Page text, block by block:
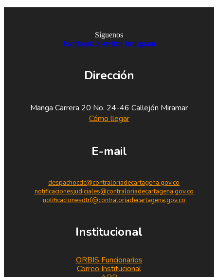
Síguenos
Facebook X-twitter Instagram
Dirección
Manga Carrera 20 No. 24-46 Callejón Miramar
Cómo llegar
E-mail
despachocdc@contraloriadecartagena.gov.co
notificacionesjudiciales@contraloriadecartagena.gov.co
notificacionesdtrf@contraloriadecartagena.gov.co
Institucional
ORBIS Funcionarios
Correo Institucional